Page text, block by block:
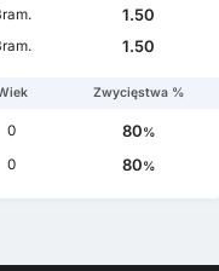
1.50
1.50
Zwycięstwa %
0 80%
0 80%